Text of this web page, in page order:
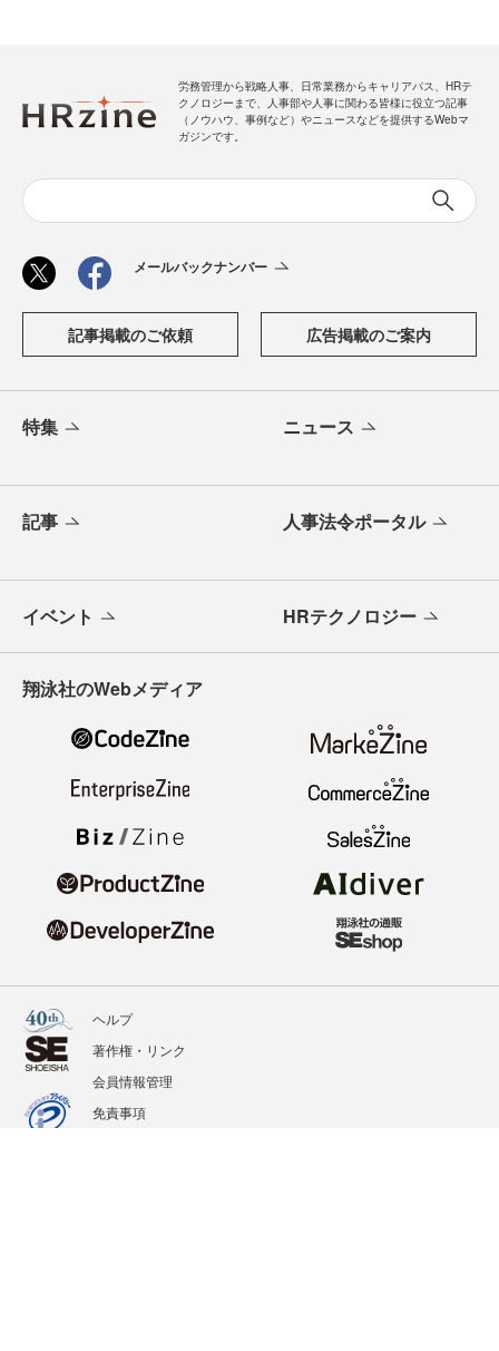
労務管理から戦略人事、日常業務からキャリアパス、HRテ
クノロジーまで、人事部や人事に関わる皆様に役立つ記事
（ノウハウ、事例など）やニュースなどを提供するWebマ
ガジンです。
メールバックナンバー
記事掲載のご依頼 広告掲載のご案内
特集 ニュース
記事 人事法令ポータル
イベント HRテクノロジー
翔泳社のWebメディア
ヘルプ
著作権・リンク
会員情報管理
免責事項